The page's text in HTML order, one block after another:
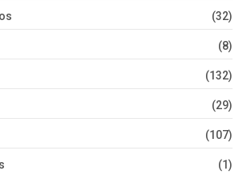
(32)
(8)
(132)
(29)
(107)
(1)